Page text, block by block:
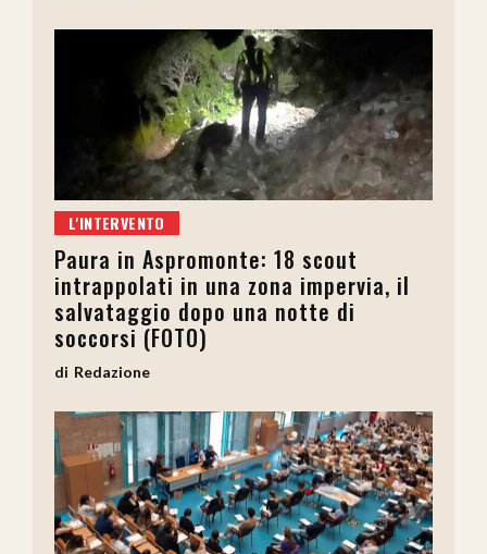
L'INTERVENTO
Paura in Aspromonte: 18 scout
intrappolati in una zona impervia, il
salvataggio dopo una notte di
soccorsi (FOTO)
Redazione